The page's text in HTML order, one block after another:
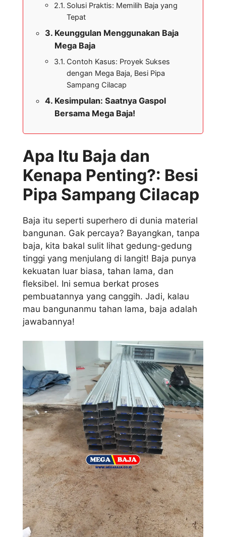
Solusi Praktis: Memilih Baja yang
Tepat
Keunggulan Menggunakan Baja
Mega Baja
Contoh Kasus: Proyek Sukses
dengan Mega Baja, Besi Pipa
Sampang Cilacap
Kesimpulan: Saatnya Gaspol
Bersama Mega Baja!
Apa Itu Baja dan
Kenapa Penting?: Besi
Pipa Sampang Cilacap
Baja itu seperti superhero di dunia material
bangunan. Gak percaya? Bayangkan, tanpa
baja, kita bakal sulit lihat gedung-gedung
tinggi yang menjulang di langit! Baja punya
kekuatan luar biasa, tahan lama, dan
fleksibel. Ini semua berkat proses
pembuatannya yang canggih. Jadi, kalau
mau bangunanmu tahan lama, baja adalah
jawabannya!